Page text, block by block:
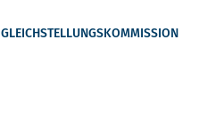
GLEICHSTELLUNGSKOMMISSION